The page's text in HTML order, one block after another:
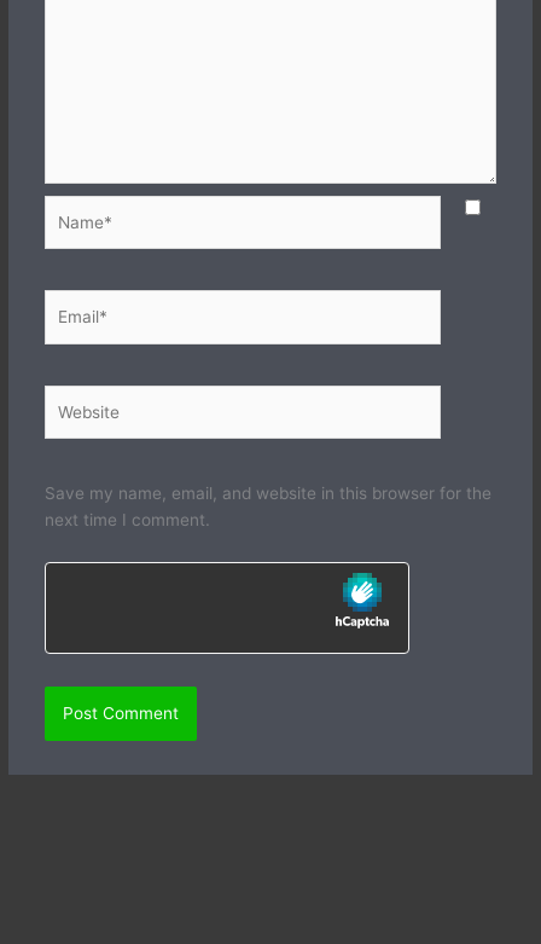
Save my name, email, and website in this browser for the
next time I comment.